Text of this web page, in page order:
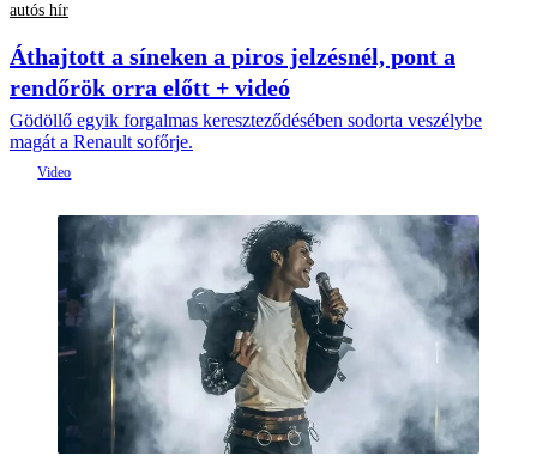
autós hír
Áthajtott a síneken a piros jelzésnél, pont a
rendőrök orra előtt + videó
Gödöllő egyik forgalmas kereszteződésében sodorta veszélybe
magát a Renault sofőrje.